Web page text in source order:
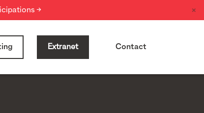
→ ×
Extranet Contact